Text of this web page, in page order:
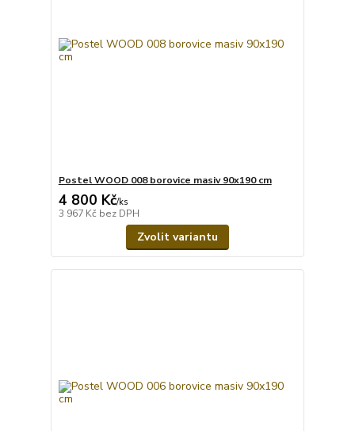
Postel WOOD 008 borovice masiv 90x190 cm
4 800 Kč/ks
3 967 Kč bez DPH
Zvolit variantu